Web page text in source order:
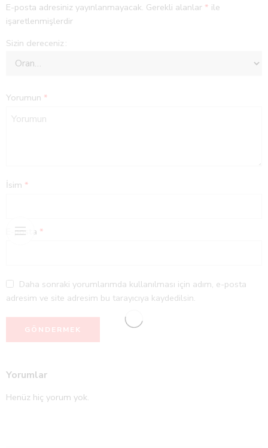
E-posta adresiniz yayınlanmayacak. Gerekli alanlar * ile
işaretlenmişlerdir
Sizin dereceniz
Yorumun *
İsim *
E-posta *
Daha sonraki yorumlarımda kullanılması için adım, e-posta
adresim ve site adresim bu tarayıcıya kaydedilsin.
Yorumlar
Henüz hiç yorum yok.